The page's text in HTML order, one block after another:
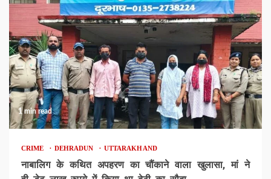
1 min read
CRIME DEHRADUN UTTARAKHAND
नाबालिग के कथित अपहरण का चौंकाने वाला खुलासा, मां ने